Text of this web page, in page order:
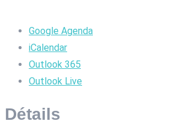
Google Agenda
iCalendar
Outlook 365
Outlook Live
Détails